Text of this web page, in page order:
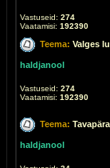
Vastuseid: 274
Vaatamisi: 192390
Teema: Valges
haldjanool
Vastuseid: 274
Vaatamisi: 192390
Teema:
haldjanool